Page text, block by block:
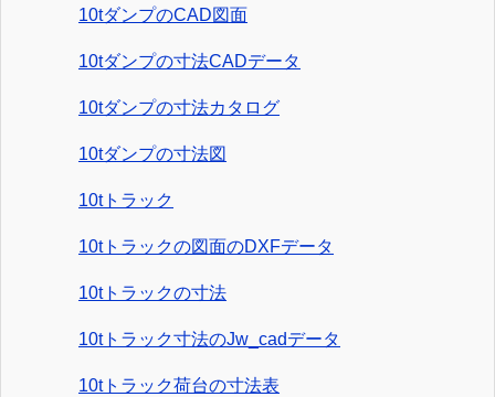
10tダンプのCAD図面
10tダンプの寸法CADデータ
10tダンプの寸法カタログ
10tダンプの寸法図
10tトラック
10tトラックの図面のDXFデータ
10tトラックの寸法
10tトラック寸法のJw_cadデータ
10tトラック荷台の寸法表